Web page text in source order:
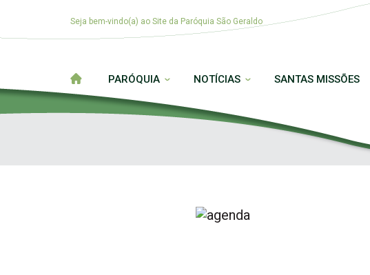
Seja bem-vindo(a) ao Site da Paróquia São Geraldo
PARÓQUIA NOTÍCIAS SANTAS MISSÕES